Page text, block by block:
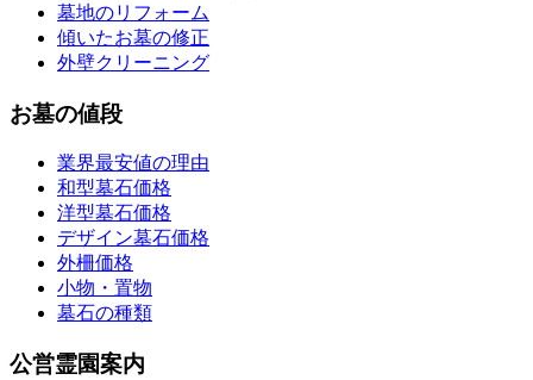
墓地のリフォーム
傾いたお墓の修正
外壁クリーニング
お墓の値段
業界最安値の理由
和型墓石価格
洋型墓石価格
デザイン墓石価格
外柵価格
小物・置物
墓石の種類
公営霊園案内